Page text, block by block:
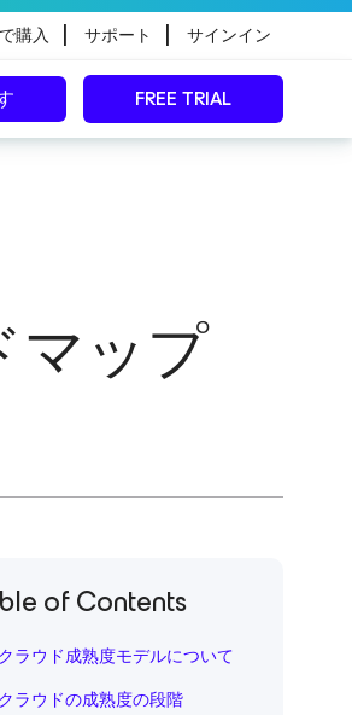
購入 | サポート | サインイン
FREE TRIAL
マップ
of Contents
クラウド成熟度モデルについて
クラウドの成熟度の段階